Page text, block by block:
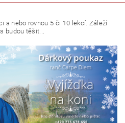
a nebo rovnou 5 či 10 lekcí. Záleží
budou těšit...